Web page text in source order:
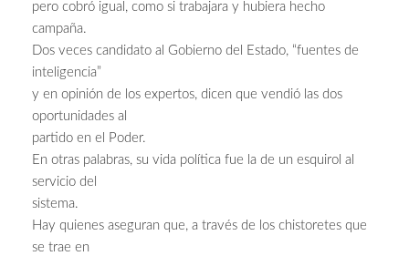
pero cobró igual, como si trabajara y hubiera hecho
campaña.
Dos veces candidato al Gobierno del Estado, “fuentes de
inteligencia”
y en opinión de los expertos, dicen que vendió las dos
oportunidades al
partido en el Poder.
En otras palabras, su vida política fue la de un esquirol al
servicio del
sistema.
Hay quienes aseguran que, a través de los chistoretes que
se trae en